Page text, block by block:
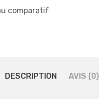
comparatif
DESCRIPTION AVIS (0)